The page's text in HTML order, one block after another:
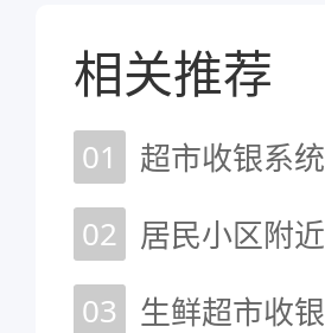
相关推荐
01
超市收银系
02 居民小区附
03